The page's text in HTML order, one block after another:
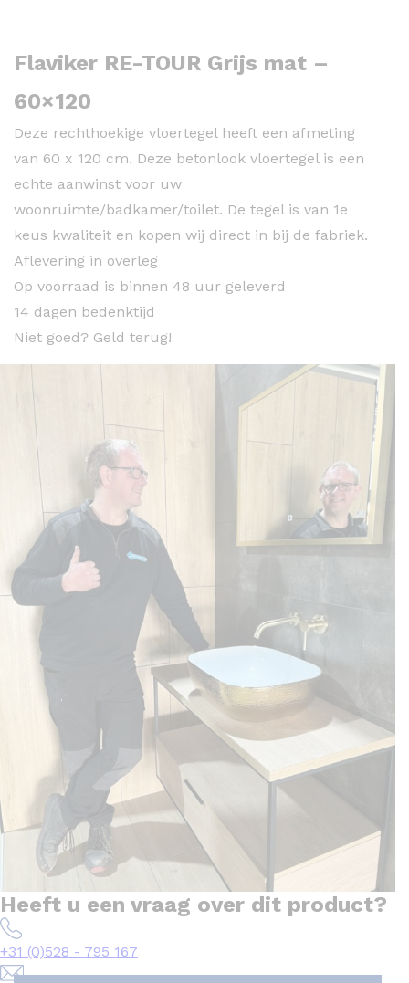
Flaviker RE-TOUR Grijs mat –
60×120
Deze rechthoekige vloertegel heeft een afmeting
van 60 x 120 cm. Deze betonlook vloertegel is een
echte aanwinst voor uw
woonruimte/badkamer/toilet. De tegel is van 1e
keus kwaliteit en kopen wij direct in bij de fabriek.
Aflevering in overleg
Op voorraad is binnen 48 uur geleverd
14 dagen bedenktijd
Niet goed? Geld terug!
Heeft u een vraag over dit product?
+31 (0)528 - 795 167